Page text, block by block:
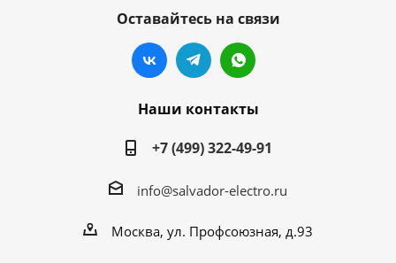
Оставайтесь на связи
Наши контакты
+7 (499) 322-49-91
info@salvador-electro.ru
Москва, ул. Профсоюзная, д.93